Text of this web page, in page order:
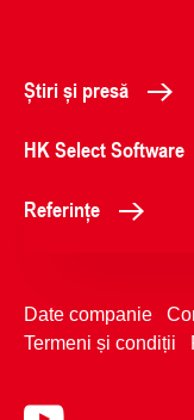
Știri și presă
HK Select Software
Referințe
Date companie
Termeni și condiții